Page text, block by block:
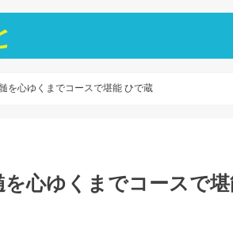
を心ゆくまでコースで堪能 ひで蔵
を心ゆくまでコースで